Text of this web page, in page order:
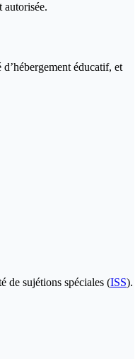
autorisée.
éducatif, et
de sujétions spéciales (ISS).